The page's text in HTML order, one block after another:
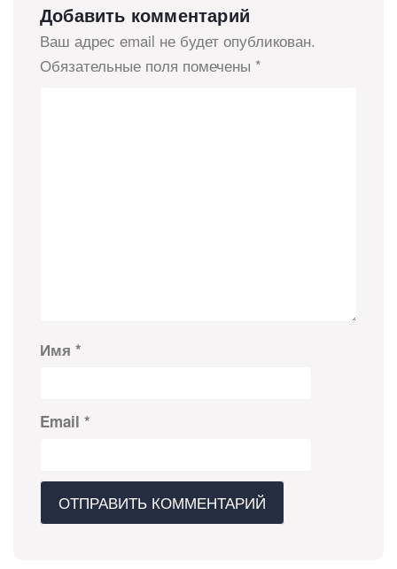
Добавить комментарий
Ваш адрес email не будет опубликован.
Обязательные поля помечены *
Имя *
Email *